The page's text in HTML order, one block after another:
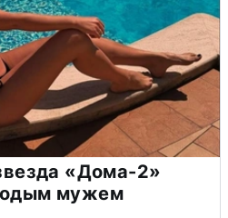
«Дома-2»
мужем